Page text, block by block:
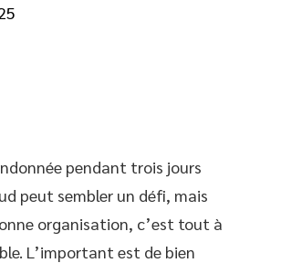
pendant trois jours
peut sembler un défi, mais
organisation, c’est tout à
L’important est de bien